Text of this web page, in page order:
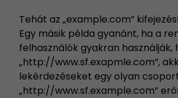
Tehát az „example.com”
Egy másik példa gyanánt, ha a
felhasználók gyakran
„http://www.sf.exapmle.com”,
lekérdezéseket egy olyan
„http://www.sf.example.com”